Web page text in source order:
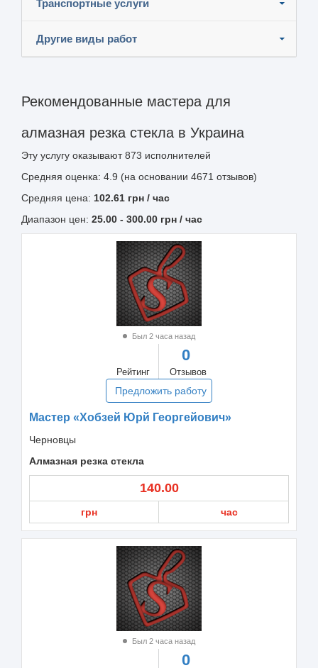
Транспортные услуги
Другие виды работ
Рекомендованные мастера для
алмазная резка стекла в Украина
Эту услугу оказывают873 исполнителей
Средняя оценка: 4.9 (на основании 4671 отзывов)
Средняя цена: 102.61 грн / час
Диапазон цен: 25.00 - 300.00 грн / час
Был 2 часа назад
Рейтинг
0
Отзывов
Предложить работу
Мастер «Хобзей Юрй Георгейович»
Черновцы
Алмазная резка стекла
140.00
грн час
Был 2 часа назад
0